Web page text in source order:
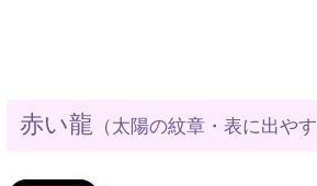
赤い龍 （太陽の紋章・表に出や